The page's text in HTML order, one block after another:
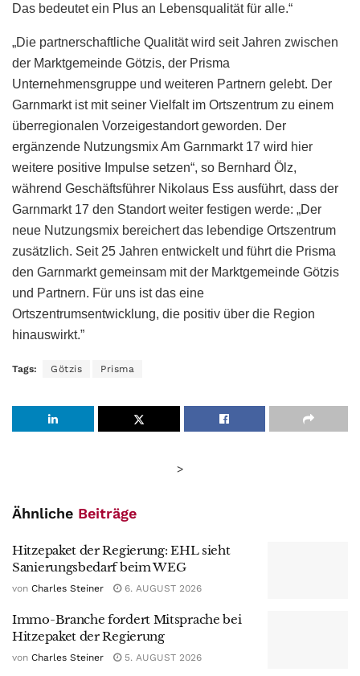
Das bedeutet ein Plus an Lebensqualität für alle.“
„Die partnerschaftliche Qualität wird seit Jahren zwischen
der Marktgemeinde Götzis, der Prisma
Unternehmensgruppe und weiteren Partnern gelebt. Der
Garnmarkt ist mit seiner Vielfalt im Ortszentrum zu einem
überregionalen Vorzeigestandort geworden. Der
ergänzende Nutzungsmix Am Garnmarkt 17 wird hier
weitere positive Impulse setzen“, so Bernhard Ölz,
während Geschäftsführer Nikolaus Ess ausführt, dass der
Garnmarkt 17 den Standort weiter festigen werde: „Der
neue Nutzungsmix bereichert das lebendige Ortszentrum
zusätzlich. Seit 25 Jahren entwickelt und führt die Prisma
den Garnmarkt gemeinsam mit der Marktgemeinde Götzis
und Partnern. Für uns ist das eine
Ortszentrumsentwicklung, die positiv über die Region
hinauswirkt.”
Tags: Götzis Prisma
>
Ähnliche Beiträge
Hitzepaket der Regierung: EHL sieht
Sanierungsbedarf beim WEG
von Charles Steiner 6. AUGUST 2026
Immo-Branche fordert Mitsprache bei
Hitzepaket der Regierung
von Charles Steiner 5. AUGUST 2026